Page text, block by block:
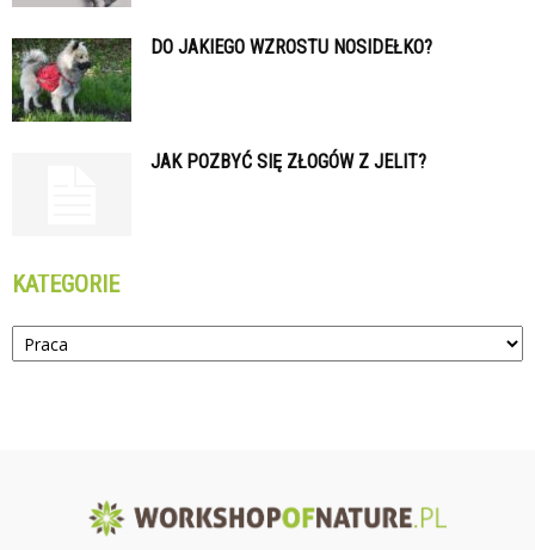
DO JAKIEGO WZROSTU NOSIDEŁKO?
JAK POZBYĆ SIĘ ZŁOGÓW Z JELIT?
KATEGORIE
Kategorie